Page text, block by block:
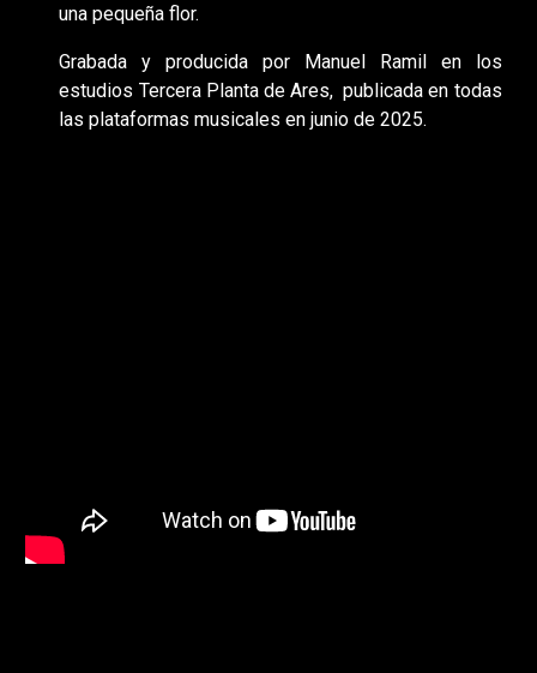
una pequeña flor.
Grabada y producida por Manuel Ramil en los
estudios Tercera Planta de Ares, publicada en todas
las plataformas musicales enjunio de 2025.